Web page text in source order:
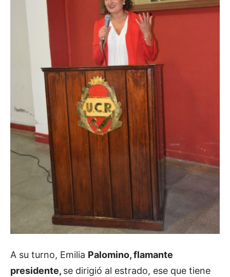
A su turno, Emilia Palomino, flamante
presidente, se dirigió al estrado, ese que tiene